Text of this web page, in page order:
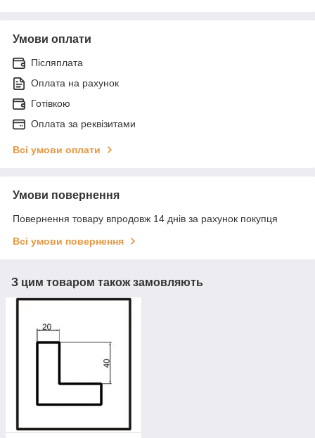
Умови оплати
Післяплата
Оплата на рахунок
Готівкою
Оплата за реквізитами
Всі умови оплати
Умови повернення
Повернення товару впродовж 14 днів за рахунок покупця
Всі умови повернення
З цим товаром також замовляють